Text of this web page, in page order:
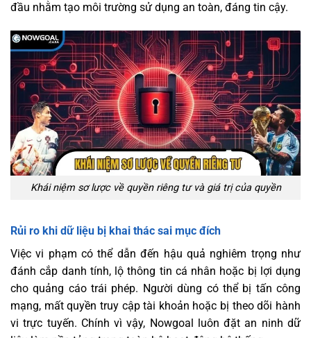
đầu nhằm tạo môi trường sử dụng an toàn, đáng tin cậy.
Khái niệm sơ lược về quyền riêng tư và giá trị của quyền
Rủi ro khi dữ liệu bị khai thác sai mục đích
Việc vi phạm có thể dẫn đến hậu quả nghiêm trọng như
đánh cắp danh tính, lộ thông tin cá nhân hoặc bị lợi dụng
cho quảng cáo trái phép. Người dùng có thể bị tấn công
mạng, mất quyền truy cập tài khoản hoặc bị theo dõi hành
vi trực tuyến. Chính vì vậy, Nowgoal luôn đặt an ninh dữ